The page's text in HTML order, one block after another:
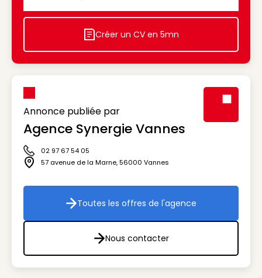
Icon decorative
Créer un CV en 5mn
Annonce publiée par
Agence Synergie Vannes
Icône téléphone
02 97 67 54 05
Icône adresse
57 avenue de la Marne,56000 Vannes
Toutes les offres de l'agence
Toutes les offres de l'agence
Nous contacter
Nous contacter